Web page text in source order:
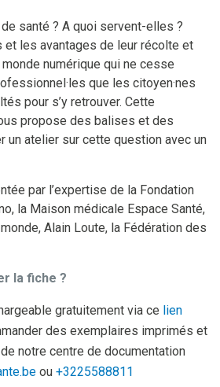
santé ? A quoi servent-elles ?
les avantages de leur récolte et
numérique qui ne cesse
que les citoyen·nes
pour s’y retrouver. Cette
propose des balises et des
un atelier sur cette question avec un
par l’expertise de la Fondation
la Maison médicale Espace Santé,
Alain Loute, la Fédération des
la fiche ?
gratuitement via ce lien
des exemplaires imprimés et
notre centre de documentation
ou +3225588811